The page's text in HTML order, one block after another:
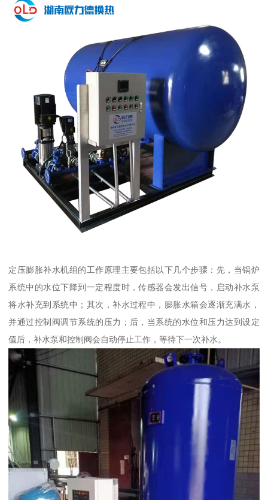
定压膨胀补水机组的工作原理主要包括以下几个步骤：先，当锅炉
系统中的水位下降到一定程度时，传感器会发出信号，启动补水泵
将水补充到系统中；其次，补水过程中，膨胀水箱会逐渐充满水，
并通过控制阀调节系统的压力；后，当系统的水位和压力达到设定
值后，补水泵和控制阀会自动停止工作，等待下一次补水。